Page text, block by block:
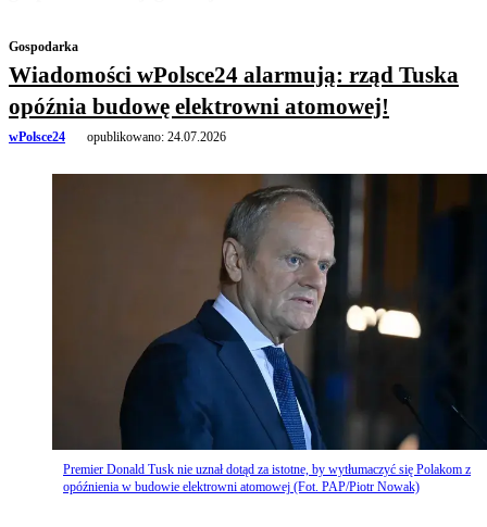
Gospodarka
Wiadomości wPolsce24 alarmują: rząd Tuska
opóźnia budowę elektrowni atomowej!
wPolsce24 opublikowano: 24.07.2026
Premier Donald Tusk nie uznał dotąd za istotne, by wytłumaczyć się Polakom z
opóźnienia w budowie elektrowni atomowej (Fot. PAP/Piotr Nowak)